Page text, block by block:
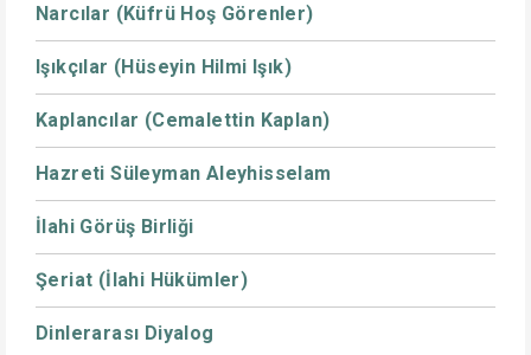
Narcılar (Küfrü Hoş Görenler)
Işıkçılar (Hüseyin Hilmi Işık)
Kaplancılar (Cemalettin Kaplan)
Hazreti Süleyman Aleyhisselam
İlahi Görüş Birliği
Şeriat (İlahi Hükümler)
Dinlerarası Diyalog